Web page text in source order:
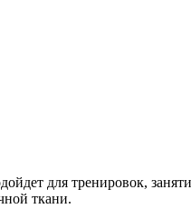
для тренировок,
ткани.